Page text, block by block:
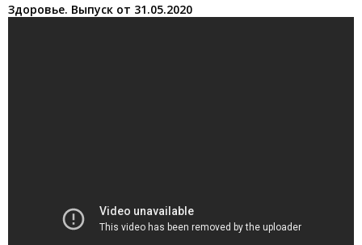
Здоровье. Выпуск от 31.05.2020